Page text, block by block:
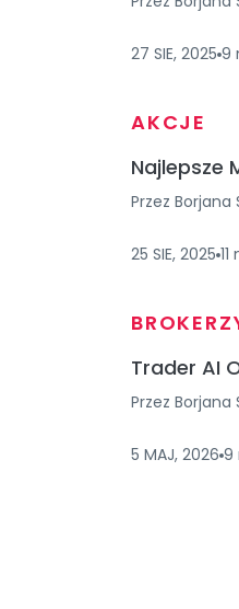
27 SIE, 2025 9
AKCJE
Najlepsze
Przez Borjana
25 SIE, 2025 11
Trader AI
Przez Borjana
5 MAJ, 2026 9